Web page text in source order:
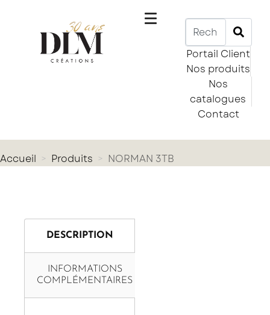
Portail Client
Nos produits
Nos
catalogues
Contact
Accueil Produits NORMAN 3TB
DESCRIPTION
INFORMATIONS
COMPLÉMENTAIRES